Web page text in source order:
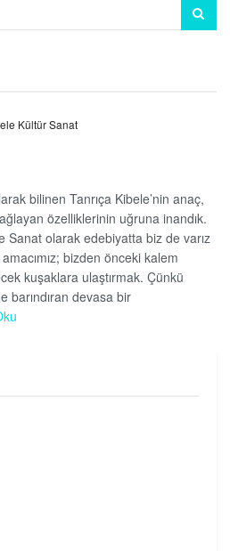
Kültür Sanat
bilinen Tanrıça Kibele’nin anaç,
özelliklerinin uğruna inandık.
Sanat olarak edebiyatta biz de varız
bizden önceki kalem
kuşaklara ulaştırmak. Çünkü
barındıran devasa bir